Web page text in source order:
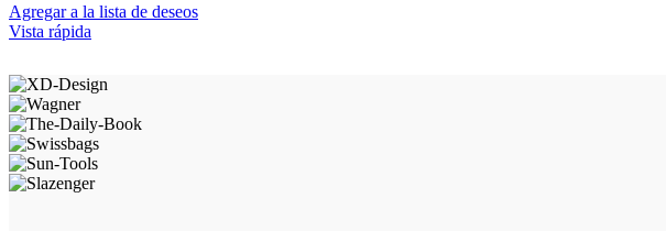
Agregar a la lista de deseos
Vista rápida